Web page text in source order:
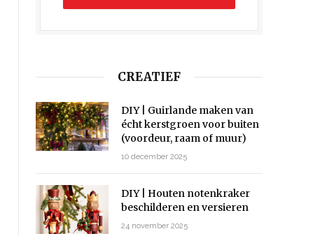
CREATIEF
DIY | Guirlande maken van
écht kerstgroen voor buiten
(voordeur, raam of muur)
10 december 2025
DIY | Houten notenkraker
beschilderen en versieren
24 november 2025